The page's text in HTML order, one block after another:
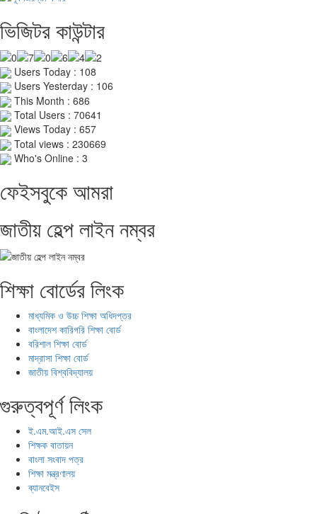
ভিজিটর কাউন্টার
Users Today : 108
Users Yesterday : 106
This Month : 686
Total Users : 70641
Views Today : 657
Total views : 230669
Who's Online : 3
ফেইসবুকে আমরা
জাতীয় হেল্প লাইন নম্বর
শিক্ষা বোর্ডের লিংক
মাধ্যমিক ও উচ্চ শিক্ষা অধিদপ্তর
বাংলাদেশ কারিগরি শিক্ষা বোর্ড
বরিশাল শিক্ষা বোর্ড
মাদ্রাসা শিক্ষা বোর্ড
জাতীয় বিশ্ববিদ্যালয়
গুরুত্বপূর্ণ লিংক
ই.এম.আই.এস সেল
শিক্ষক বাতায়ন
বাংলা সংবাদ পত্র
শিক্ষা মন্ত্রণালয়
ব্যানবেইস